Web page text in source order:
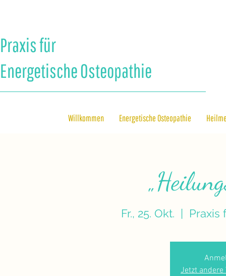
Praxis für
Energetische Osteopathie
Willkommen Energetische Osteopathie
Fr., 25. Okt.
  |
Praxis
Jetzt andere